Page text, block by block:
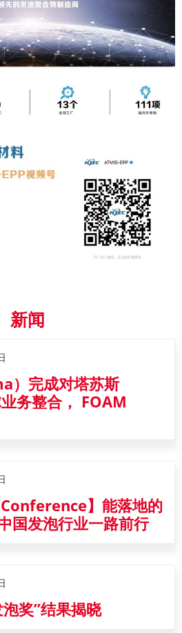
新闻
）完成对塔苏斯
务整合， FOAM
Conference】能落地的
国发泡行业一路前行
奖”结果揭晓